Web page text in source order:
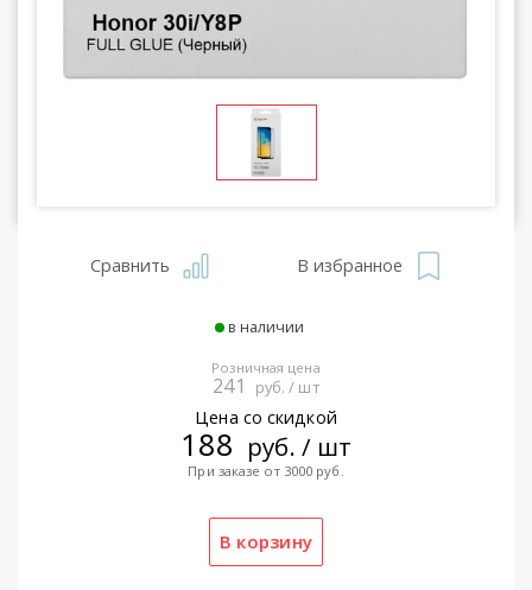
Сравнить В избранное
в наличии
Розничная цена
241 руб. / шт
Цена со скидкой
188 руб. / шт
При заказе от 3000 руб.